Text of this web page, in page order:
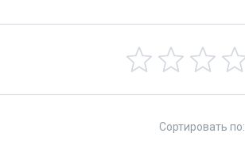
Сортировать по: